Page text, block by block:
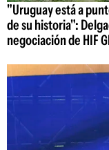
"Uruguay está a
de su historia":
negociación de HIF